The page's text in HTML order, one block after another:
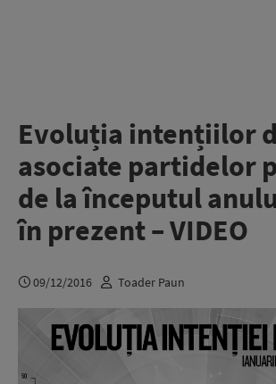
Evoluția intențiilor
asociate partidelor
de la începutul
în prezent – VIDEO
09/12/2016 Toader Paun